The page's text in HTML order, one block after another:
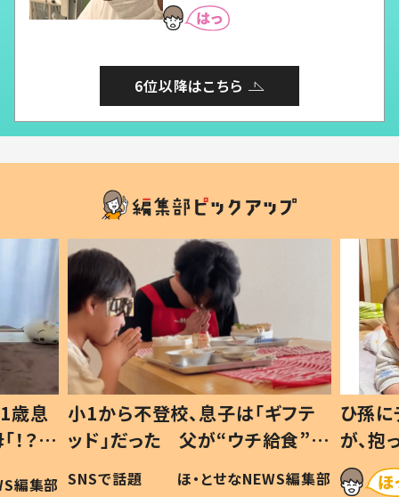
6位以降はこちら
歳息
？」
編集部
小1から不登校、息子は「ギフテ
ッド」だった 父が“ウチ給食”を
作り続ける理由とは #令和の親
SNSで話題 ほ・とせなNEWS編集部
ひ孫
が、
「涙が